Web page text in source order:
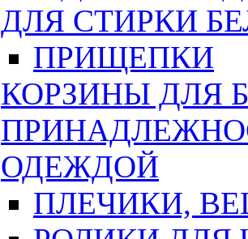
ДЛЯ СТИРКИ
ПРИЩЕПКИ
КОРЗИНЫ ДЛЯ
ОДЕЖДОЙ
ПЛЕЧИКИ,